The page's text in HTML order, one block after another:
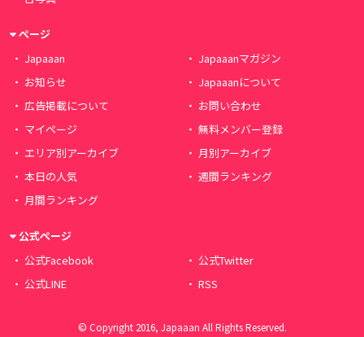
ページ
Japaaan
Japaaanマガジン
お知らせ
Japaaanについて
広告掲載について
お問い合わせ
マイページ
無料メンバー登録
エリア別アーカイブ
月別アーカイブ
本日の人気
週間ランキング
月間ランキング
公式ページ
公式Facebook
公式Twitter
公式LINE
RSS
© Copyright 2016, Japaaan All Rights Reserved.